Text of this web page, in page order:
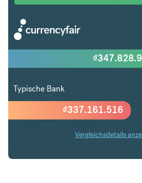
₫337.161.516
₫
Typische Bank
Vergleichsdetails
PLN in VND